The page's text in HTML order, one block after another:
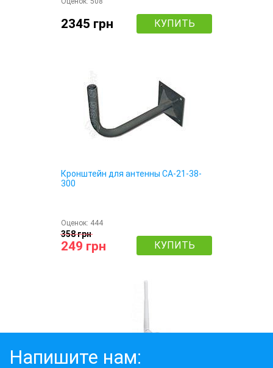
2345 грн КУПИТЬ
Кронштейн для антенны СА-21-38-
300
Оценок: 444
358 грн
249 грн КУПИТЬ
Напишите нам: